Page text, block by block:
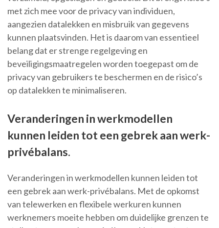
met zich mee voor de privacy van individuen,
aangezien datalekken en misbruik van gegevens
kunnen plaatsvinden. Het is daarom van essentieel
belang dat er strenge regelgeving en
beveiligingsmaatregelen worden toegepast om de
privacy van gebruikers te beschermen en de risico’s
op datalekken te minimaliseren.
Veranderingen in werkmodellen
kunnen leiden tot een gebrek aan werk-
privébalans.
Veranderingen in werkmodellen kunnen leiden tot
een gebrek aan werk-privébalans. Met de opkomst
van telewerken en flexibele werkuren kunnen
werknemers moeite hebben om duidelijke grenzen te